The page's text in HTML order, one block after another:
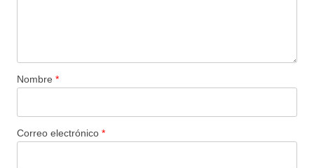
Nombre *
Correo electrónico *